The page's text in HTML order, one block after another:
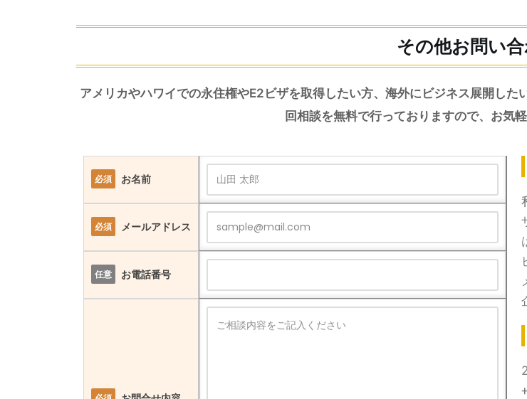
その他お問い
アメリカやハワイでの永住権やE2ビザを取得したい方、海外にビジネス展開し
回相談を無料で行っておりますので、お気
必須 お名前
必須 メールアドレス
任意 お電話番号